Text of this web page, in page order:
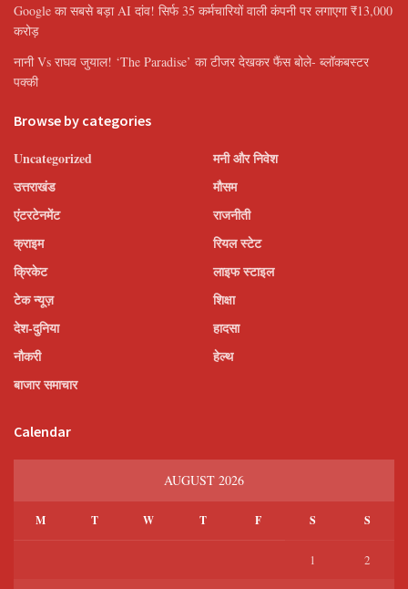
Google का सबसे बड़ा AI दांव! सिर्फ 35 कर्मचारियों वाली कंपनी पर लगाएगा ₹13,000
करोड़
नानी Vs राघव जुयाल! ‘The Paradise’ का टीजर देखकर फैंस बोले- ब्लॉकबस्टर
पक्की
Browse by categories
Uncategorized
उत्तराखंड
एंटरटेनमेंट
क्राइम
क्रिकेट
टेक न्यूज़
देश-दुनिया
नौकरी
बाजार समाचार
मनी और निवेश
मौसम
राजनीती
रियल स्टेट
लाइफ स्टाइल
शिक्षा
हादसा
हेल्थ
Calendar
AUGUST 2026
M T W T F S S
1 2